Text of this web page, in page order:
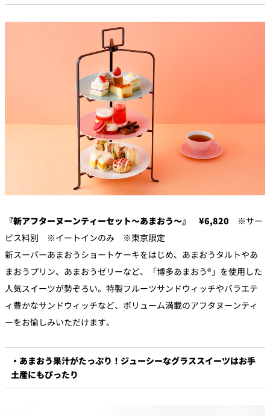
『新アフターヌーンティーセット～あまおう～』 ¥6,820 ※サー
ビス料別 ※イートインのみ ※東京限定
新スーパーあまおうショートケーキをはじめ、あまおうタルトやあ
まおうプリン、あまおうゼリーなど、「博多あまおう®」を使用した
人気スイーツが勢ぞろい。特製フルーツサンドウィッチやバラエテ
ィ豊かなサンドウィッチなど、ボリューム満載のアフタヌーンティ
ーをお愉しみいただけます。
・あまおう果汁がたっぷり！ジューシーなグラススイーツはお手
土産にもぴったり